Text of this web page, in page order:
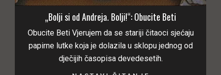
„Bolji si od Andreja. Bolji!“: Obucite Beti
Obucite Beti Vjerujem da se stariji čitaoci sjećaju
papirne lutke koja je dolazila u sklopu jednog od
dječijih časopisa devedesetih.